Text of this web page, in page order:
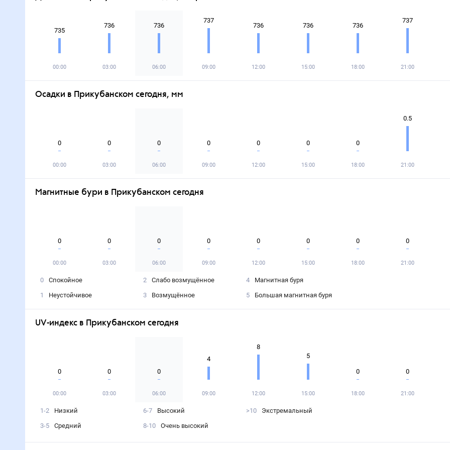
735
00:00
736
03:00
736
06:00
737
09:00
736
12:00
736
15:00
736
18:00
737
21:00
Осадки в Прикубанском сегодня, мм
0
00:00
0
03:00
0
06:00
0
09:00
0
12:00
0
15:00
0
18:00
0.5
21:00
Магнитные бури в Прикубанском сегодня
0
00:00
0
03:00
0
06:00
0
09:00
0
12:00
0
15:00
0
18:00
0
21:00
0
Спокойное
1
Неустойчивое
2
Слабо возмущённое
3
Возмущённое
4
Магнитная буря
5
Большая магнитная буря
UV-индекс в Прикубанском сегодня
0
00:00
0
03:00
0
06:00
4
09:00
8
12:00
5
15:00
0
18:00
0
21:00
1-2
Низкий
3-5
Средний
6-7
Высокий
8-10
Очень высокий
>10 Экстремальный